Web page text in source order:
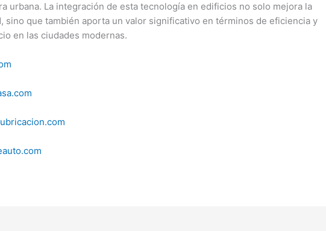
urbana. La integración de esta tecnología en edificios no solo mejora la
sino que también aporta un valor significativo en términos de eficiencia y
en las ciudades modernas.